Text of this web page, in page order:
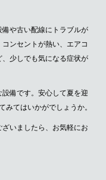
や古い配線にトラブルが
ンセントが熱い、エアコ
少しでも気になる症状が
備です。安心して夏を迎
みてはいかがでしょうか。
いましたら、お気軽にお